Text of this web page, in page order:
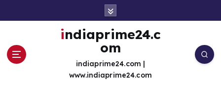
indiaprime24.c
om
indiaprime24.com |
www.indiaprime24.com